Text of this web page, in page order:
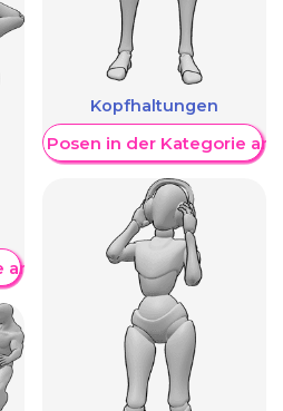
Kopfhaltungen
Posen in der Kategorie